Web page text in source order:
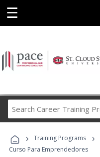
☰
› Training Programs ›
Curso Para Emprendedores